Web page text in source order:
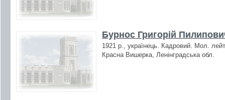
Бурнос Григорій
1921 р., українець. Кадровий. Мол.
Красна Вишерка, Ленінградська обл.